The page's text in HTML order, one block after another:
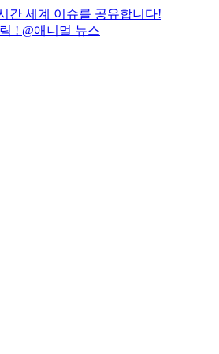
간 세계 이슈를 공유합니다!
! @애니멀 뉴스